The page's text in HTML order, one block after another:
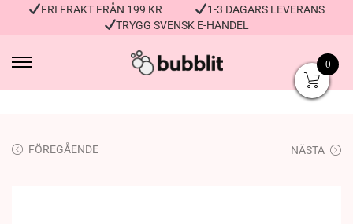
FRI FRAKT FRÅN 199 KR
1-3 DAGARS LEVERANS
TRYGG SVENSK E-HANDEL
FÖREGÅENDE NÄSTA
0